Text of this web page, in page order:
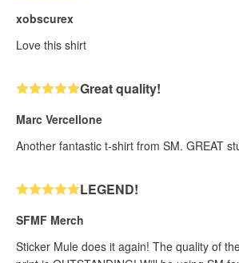
xobscurex
Love this shirt
Great quality!
Marc Vercellone
Another fantastic t-shirt from SM. GREAT
LEGEND!
SFMF Merch
Sticker Mule does it again! The quality of